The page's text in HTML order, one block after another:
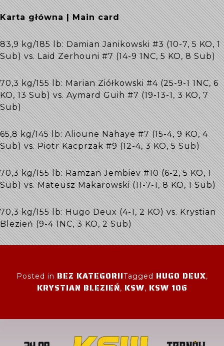
Karta główna | Main card
83,9 kg/185 lb: Damian Janikowski #3 (10-7, 5 KO, 1
Sub) vs. Laid Zerhouni #7 (14-9 1NC, 5 KO, 8 Sub)
70,3 kg/155 lb: Marian Ziółkowski #4 (25-9-1 1NC, 6
KO, 13 Sub) vs. Aymard Guih #7 (19-13-1, 3 KO, 7
Sub)
65,8 kg/145 lb: Alioune Nahaye #7 (15-4, 9 KO, 4
Sub) vs. Piotr Kacprzak #9 (12-4, 3 KO, 5 Sub)
70,3 kg/155 lb: Ramzan Jembiev #10 (6-2, 5 KO, 1
Sub) vs. Mateusz Makarowski (11-7-1, 8 KO, 1 Sub)
70,3 kg/155 lb: Hugo Deux (4-1, 2 KO) vs. Krystian
Blezień (9-4 1NC, 3 KO, 2 Sub)
Posted in BEZ KATEGORIITagged HUGO DEUX,
KRYSTIAN BLEZIEŃ, KSW, KSW 106